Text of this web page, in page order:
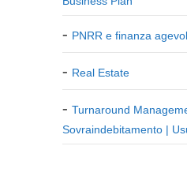
PNRR e finanza
Real Estate
Turnaround
Sovraindebitamento |